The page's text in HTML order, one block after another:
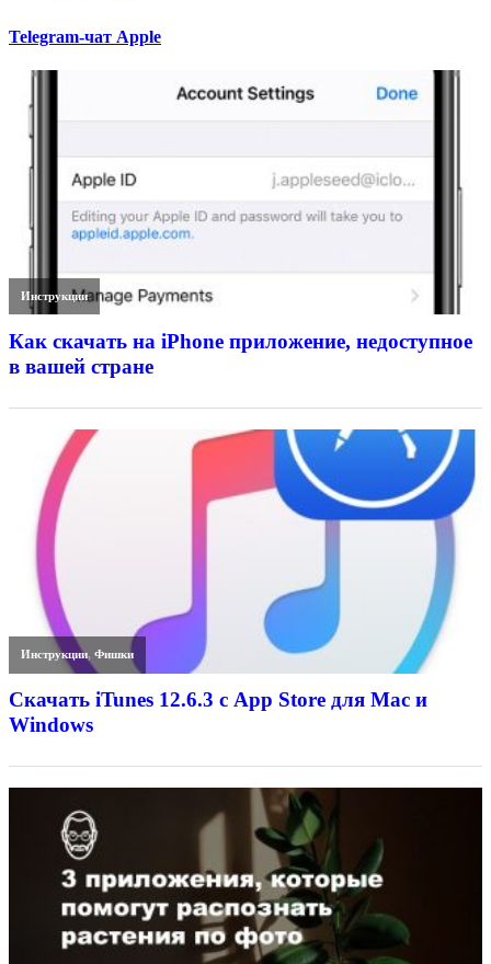
Telegram-чат Apple
Инструкции
Как скачать на iPhone приложение, недоступное
в вашей стране
Инструкции,Фишки
Скачать iTunes 12.6.3 с App Store для Mac и
Windows